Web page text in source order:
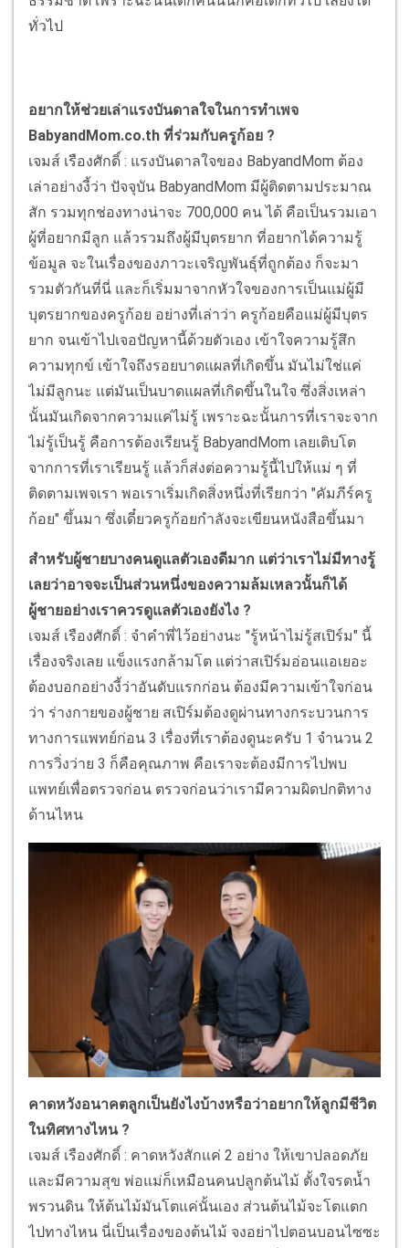
ทั่วไป
อยากให้ช่วยเล่าแรงบันดาลใจในการทำเพจ
BabyandMom.co.th ที่ร่วมกับครูก้อย ?
เจมส์ เรืองศักดิ์ : แรงบันดาลใจของ BabyandMom ต้อง
เล่าอย่างงี้ว่า ปัจจุบัน BabyandMom มีผู้ติดตามประมาณ
สัก รวมทุกช่องทางน่าจะ 700,000 คน ได้ คือเป็นรวมเอา
ผู้ที่อยากมีลูก แล้วรวมถึงผู้มีบุตรยาก ที่อยากได้ความรู้
ข้อมูล จะในเรื่องของภาวะเจริญพันธุ์ที่ถูกต้อง ก็จะมา
รวมตัวกันที่นี่ และก็เริ่มมาจากหัวใจของการเป็นแม่ผู้มี
บุตรยากของครูก้อย อย่างที่เล่าว่า ครูก้อยคือแม่ผู้มีบุตร
ยาก จนเข้าไปเจอปัญหานี้ด้วยตัวเอง เข้าใจความรู้สึก
ความทุกข์ เข้าใจถึงรอยบาดแผลที่เกิดขึ้น มันไม่ใช่แค่
ไม่มีลูกนะ แต่มันเป็นบาดแผลที่เกิดขึ้นในใจ ซึ่งสิ่งเหล่า
นั้นมันเกิดจากความแค่ไม่รู้ เพราะฉะนั้นการที่เราจะจาก
ไม่รู้เป็นรู้ คือการต้องเรียนรู้ BabyandMom เลยเติบโต
จากการที่เราเรียนรู้ แล้วก็ส่งต่อความรู้นี้ไปให้แม่ ๆ ที่
ติดตามเพจเรา พอเราเริ่มเกิดสิ่งหนึ่งที่เรียกว่า "คัมภีร์ครู
ก้อย" ขึ้นมา ซึ่งเดี๋ยวครูก้อยกำลังจะเขียนหนังสือขึ้นมา
สำหรับผู้ชายบางคนดูแลตัวเองดีมาก แต่ว่าเราไม่มีทางรู้
เลยว่าอาจจะเป็นส่วนหนึ่งของความล้มเหลวนั้นก็ได้
ผู้ชายอย่างเราควรดูแลตัวเองยังไง ?
เจมส์ เรืองศักดิ์ : จำคำพี่ไว้อย่างนะ "รู้หน้าไม่รู้สเปิร์ม" นี้
เรื่องจริงเลย แข็งแรงกล้ามโต แต่ว่าสเปิร์มอ่อนแอเยอะ
ต้องบอกอย่างงี้ว่าอันดับแรกก่อน ต้องมีความเข้าใจก่อน
ว่า ร่างกายของผู้ชาย สเปิร์มต้องดูผ่านทางกระบวนการ
ทางการแพทย์ก่อน 3 เรื่องที่เราต้องดูนะครับ 1 จำนวน 2
การวิ่งว่าย 3 ก็คือคุณภาพ คือเราจะต้องมีการไปพบ
แพทย์เพื่อตรวจก่อน ตรวจก่อนว่าเรามีความผิดปกติทาง
ด้านไหน
คาดหวังอนาคตลูกเป็นยังไงบ้างหรือว่าอยากให้ลูกมีชีวิต
ในทิศทางไหน ?
เจมส์ เรืองศักดิ์ : คาดหวังสักแค่ 2 อย่าง ให้เขาปลอดภัย
และมีความสุข พ่อแม่ก็เหมือนคนปลูกต้นไม้ ตั้งใจรดน้ำ
พรวนดิน ให้ต้นไม้มันโตแค่นั้นเอง ส่วนต้นไม้จะโตแตก
ไปทางไหน นี่เป็นเรื่องของต้นไม้ จงอย่าไปตอนบอนไซซะ